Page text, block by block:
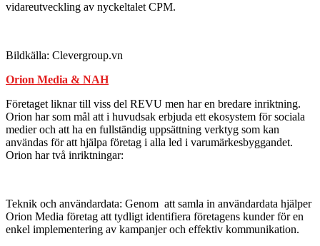
vidareutveckling av nyckeltalet CPM.
Bildkälla: Clevergroup.vn
Orion Media & NAH
Företaget liknar till viss del REVU men har en bredare inriktning.
Orion har som mål att i huvudsak erbjuda ett ekosystem för sociala
medier och att ha en fullständig uppsättning verktyg som kan
användas för att hjälpa företag i alla led i varumärkesbyggandet.
Orion har två inriktningar:
Teknik och användardata: Genom att samla in användardata hjälper
Orion Media företag att tydligt identifiera företagens kunder för en
enkel implementering av kampanjer och effektiv kommunikation.